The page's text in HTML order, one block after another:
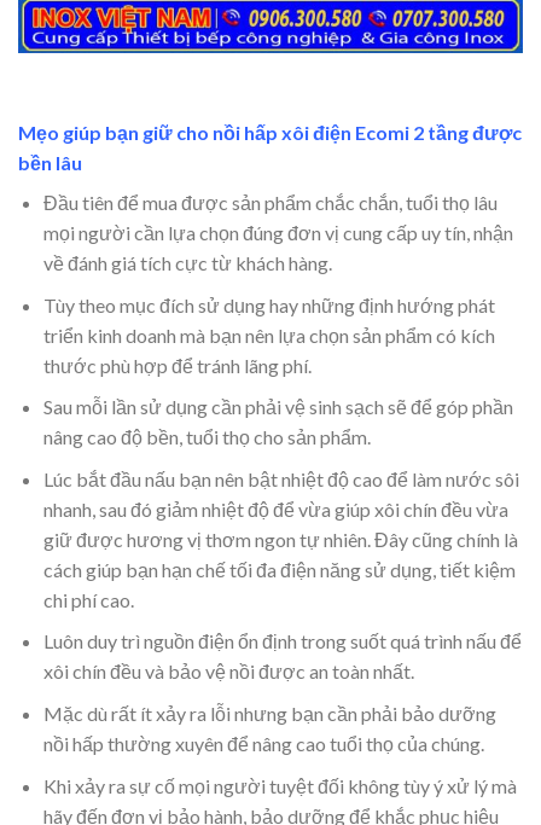
Mẹo giúp bạn giữ cho nồi hấp xôi điện Ecomi 2 tầng được
bền lâu
Đầu tiên để mua được sản phẩm chắc chắn, tuổi thọ lâu
mọi người cần lựa chọn đúng đơn vị cung cấp uy tín, nhận
về đánh giá tích cực từ khách hàng.
Tùy theo mục đích sử dụng hay những định hướng phát
triển kinh doanh mà bạn nên lựa chọn sản phẩm có kích
thước phù hợp để tránh lãng phí.
Sau mỗi lần sử dụng cần phải vệ sinh sạch sẽ để góp phần
nâng cao độ bền, tuổi thọ cho sản phẩm.
Lúc bắt đầu nấu bạn nên bật nhiệt độ cao để làm nước sôi
nhanh, sau đó giảm nhiệt độ để vừa giúp xôi chín đều vừa
giữ được hương vị thơm ngon tự nhiên. Đây cũng chính là
cách giúp bạn hạn chế tối đa điện năng sử dụng, tiết kiệm
chi phí cao.
Luôn duy trì nguồn điện ổn định trong suốt quá trình nấu để
xôi chín đều và bảo vệ nồi được an toàn nhất.
Mặc dù rất ít xảy ra lỗi nhưng bạn cần phải bảo dưỡng
nồi hấp thường xuyên để nâng cao tuổi thọ của chúng.
Khi xảy ra sự cố mọi người tuyệt đối không tùy ý xử lý mà
hãy đến đơn vị bảo hành, bảo dưỡng để khắc phục hiệu